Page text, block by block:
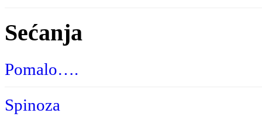
Sećanja
Pomalo….
Spinoza